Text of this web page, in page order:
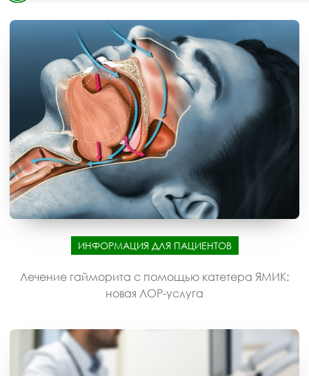
ИНФОРМАЦИЯ ДЛЯ ПАЦИЕНТОВ
Лечение гайморита с помощью катетера ЯМИК:
новая ЛОР-услуга